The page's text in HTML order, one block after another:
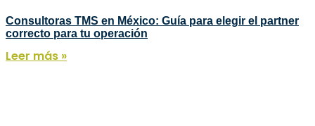
Consultoras TMS en México: Guía para elegir el partner
correcto para tu operación
Leer más »